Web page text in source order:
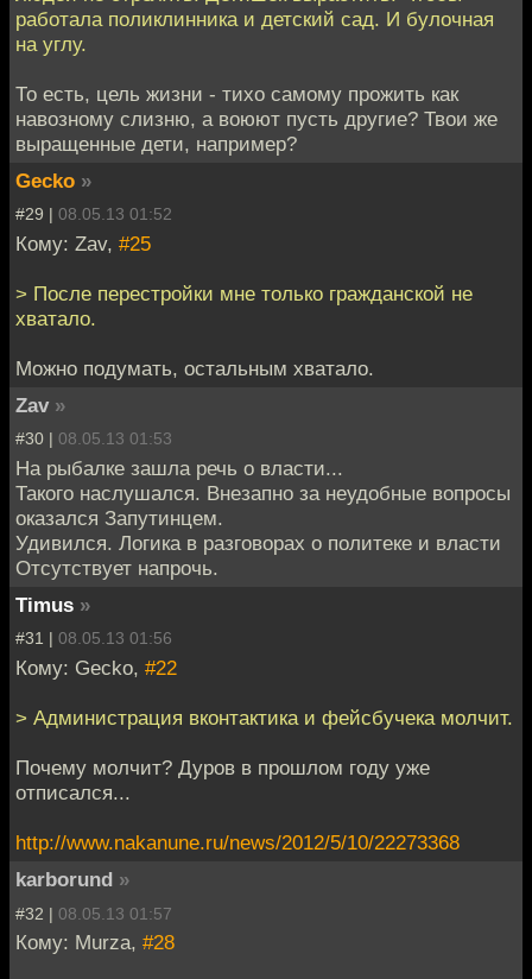
работала поликлинника и детский сад. И булочная
на углу.
То есть, цель жизни - тихо самому прожить как
навозному слизню, а воюют пусть другие? Твои же
выращенные дети, например?
Gecko »
#29 | 08.05.13 01:52
Кому: Zav, #25
> После перестройки мне только гражданской не
хватало.
Можно подумать, остальным хватало.
Zav »
#30 | 08.05.13 01:53
На рыбалке зашла речь о власти...
Такого наслушался. Внезапно за неудобные вопросы
оказался Запутинцем.
Удивился. Логика в разговорах о политеке и власти
Отсутствует напрочь.
Timus »
#31 | 08.05.13 01:56
Кому: Gecko, #22
> Администрация вконтактика и фейсбучека молчит.
Почему молчит? Дуров в прошлом году уже
отписался...
http://www.nakanune.ru/news/2012/5/10/22273368
karborund »
#32 | 08.05.13 01:57
Кому: Murza, #28